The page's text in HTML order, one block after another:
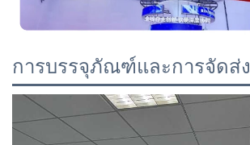
การบรรจุภัณฑ์และการจัดส่ง